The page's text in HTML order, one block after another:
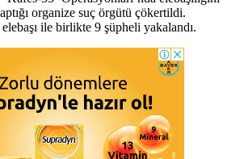
organize suç örgütü çökertildi.
ile birlikte 9 şüpheli yakalandı.